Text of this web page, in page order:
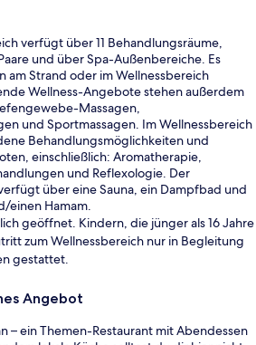
verfügt über 11 Behandlungsräume,
und über Spa-Außenbereiche. Es
am Strand oder im Wellnessbereich
Wellness-Angebote stehen außerdem
Massagen,
und Sportmassagen. Im Wellnessbereich
Behandlungsmöglichkeiten und
einschließlich: Aromatherapie,
und Reflexologie. Der
über eine Sauna, ein Dampfbad und
einen Hamam.
geöffnet. Kindern, die jünger als 16 Jahre
zum Wellnessbereich nur in Begleitung
gestattet.
Angebot
– ein Themen-Restaurant mit Abendessen